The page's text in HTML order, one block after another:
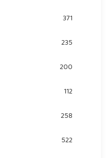
371
235
200
112
258
522